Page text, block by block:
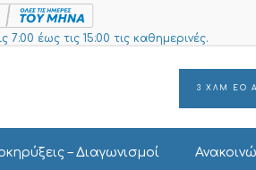
7:00 έως τις 15:00 τις καθημερινές.
3 ΧΛΜ ΕΟ
– Διαγωνισμοί